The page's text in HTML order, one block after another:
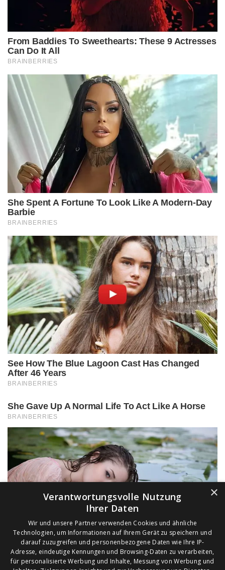
×
Verantwortungsvolle Nutzung
Ihrer Daten
Wir und unsere Partner verwenden Cookies und ähnliche
Technologien, um Informationen auf Ihrem Gerät zu speichern und
darauf zuzugreifen und personenbezogene Daten wie Ihre IP-
Adresse, eindeutige Kennungen und Browsing-Daten zu verarbeiten,
für personalisierte Werbung und Inhalte, Messung von Werbung und